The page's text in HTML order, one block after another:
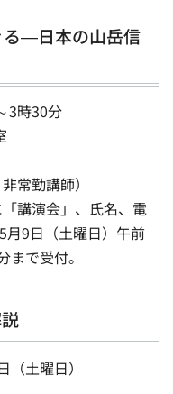
る―日本の山岳信
3時30分
常勤講師）
講演会」、氏名、電
月9日（土曜日）午前
で受付。
土曜日）